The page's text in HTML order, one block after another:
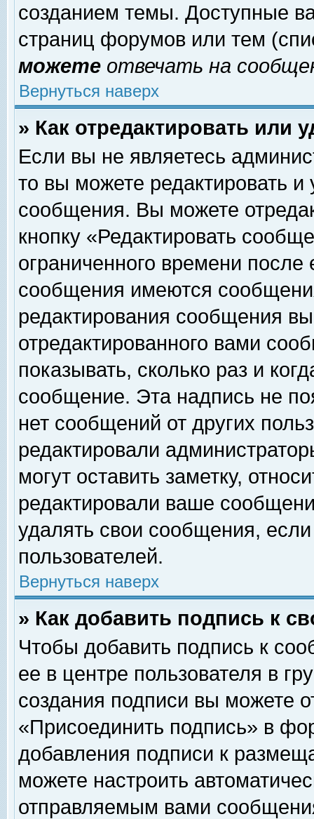
созданием темы. Доступные
страниц форумов или тем
можете отвечать на
Вернуться наверх
» Как отредактировать или
Если вы не являетесь
то вы можете редактировать и
сообщения. Вы можете
кнопку «Редактировать
ограниченного времени
сообщения имеются
редактирования сообщения
отредактированного вами
показывать, сколько раз и
сообщение. Эта надпись не
нет сообщений от других
редактировали
могут оставить заметку,
редактировали ваше
удалять свои сообщения,
пользователей.
Вернуться наверх
» Как добавить подпись к
Чтобы добавить подпись к
ее в центре пользователя в
создания подписи вы можете
«Присоединить подпись» в
добавления подписи к
можете настроить
отправляемым вами